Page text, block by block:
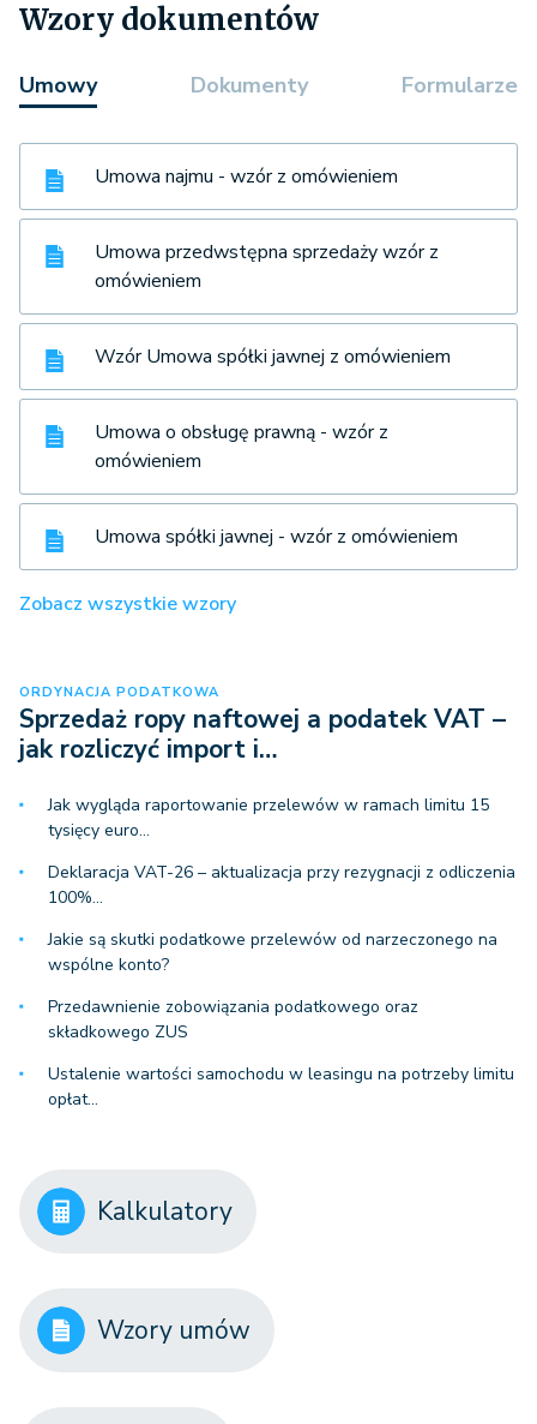
Wzory dokumentów
Umowy Dokumenty Formularze
Umowa najmu - wzór z omówieniem
Umowa przedwstępna sprzedaży wzór z
omówieniem
Wzór Umowa spółki jawnej z omówieniem
Umowa o obsługę prawną - wzór z
omówieniem
Umowa spółki jawnej - wzór z omówieniem
Zobacz wszystkie wzory
ORDYNACJA PODATKOWA
Sprzedaż ropy naftowej a podatek VAT –
jak rozliczyć import i…
Jak wygląda raportowanie przelewów w ramach limitu 15
tysięcy euro…
Deklaracja VAT-26 – aktualizacja przy rezygnacji z odliczenia
100%…
Jakie są skutki podatkowe przelewów od narzeczonego na
wspólne konto?
Przedawnienie zobowiązania podatkowego oraz
składkowego ZUS
Ustalenie wartości samochodu w leasingu na potrzeby limitu
opłat…
Kalkulatory
Wzory umów